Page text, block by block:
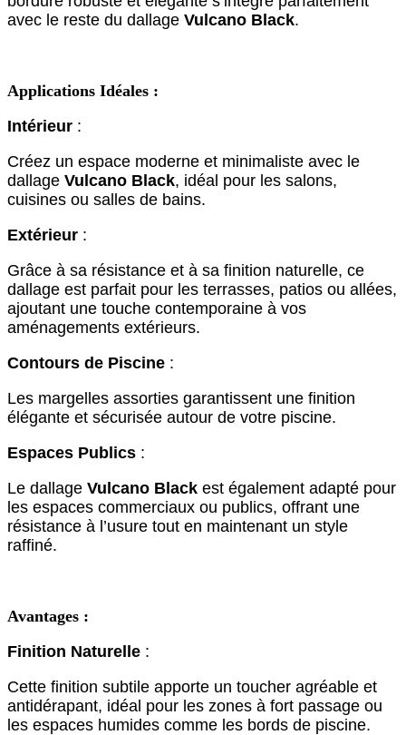
avec le reste du dallage Vulcano Black.
Applications Idéales :
Intérieur :
Créez un espace moderne et minimaliste avec le
dallage Vulcano Black, idéal pour les salons,
cuisines ou salles de bains.
Extérieur :
Grâce à sa résistance et à sa finition naturelle, ce
dallage est parfait pour les terrasses, patios ou allées,
ajoutant une touche contemporaine à vos
aménagements extérieurs.
Contours de Piscine :
Les margelles assorties garantissent une finition
élégante et sécurisée autour de votre piscine.
Espaces Publics :
Le dallage Vulcano Black est également adapté pour
les espaces commerciaux ou publics, offrant une
résistance à l’usure tout en maintenant un style
raffiné.
Avantages :
Finition Naturelle :
Cette finition subtile apporte un toucher agréable et
antidérapant, idéal pour les zones à fort passage ou
les espaces humides comme les bords de piscine.